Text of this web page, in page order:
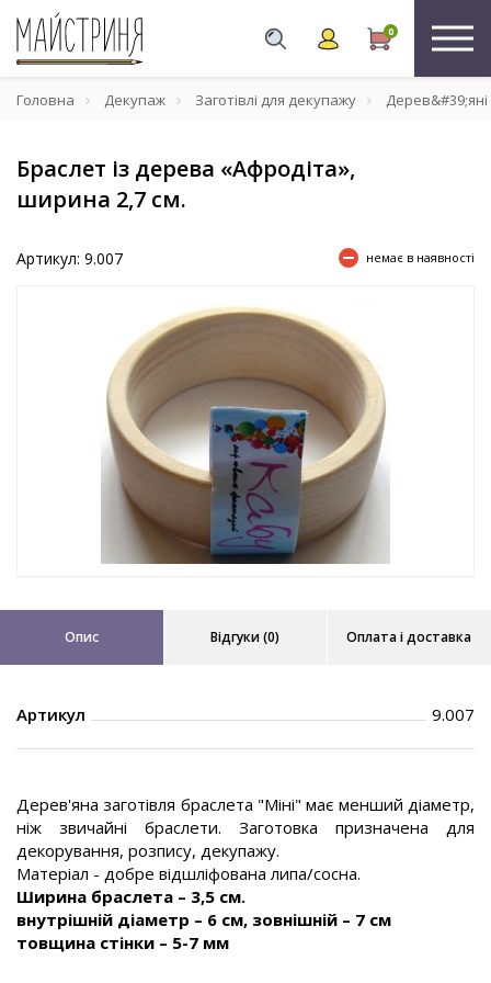
0
Головна Декупаж Заготівлі для декупажу
Браслет із дерева «Афродіта»,
ширина 2,7 см.
Артикул: 9.007 немає в наявності
Опис Відгуки (0) Оплата і доставка
Артикул 9.007
Дерев'яна заготівля браслета "Міні" має менший діаметр,
ніж звичайні браслети. Заготовка призначена для
декорування, розпису, декупажу.
Матеріал - добре відшліфована липа/сосна.
Ширина браслета – 3,5 см.
внутрішній діаметр – 6 см, зовнішній – 7 см
товщина стінки – 5-7 мм